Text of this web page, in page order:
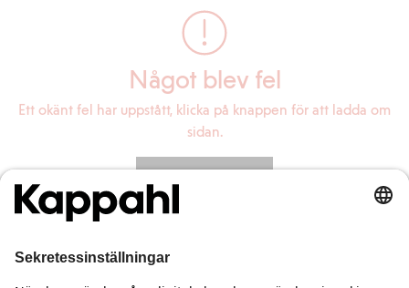
Något blev fel
Ett okänt fel har uppstått, klicka på knappen för att ladda om
sidan.